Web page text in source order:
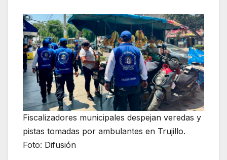
Fiscalizadores municipales despejan veredas y
pistas tomadas por ambulantes en Trujillo.
Foto: Difusión